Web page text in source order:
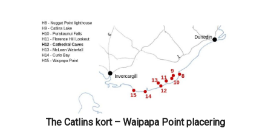
The Catlins kort – Waipapa Point placering